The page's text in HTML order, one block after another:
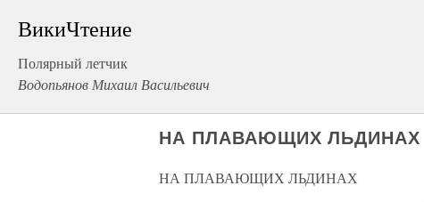
ВикиЧтение
Полярный летчик
Водопьянов Михаил Васильевич
НА ПЛАВАЮЩИХ ЛЬДИНАХ
НА ПЛАВАЮЩИХ ЛЬДИНАХ